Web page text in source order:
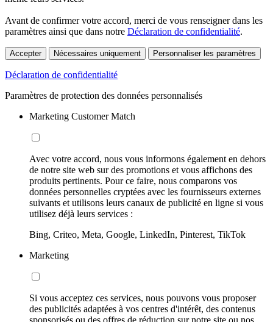
Avant de confirmer votre accord, merci de vous renseigner dans les
paramètres ainsi que dans notre Déclaration de confidentialité.
Accepter Nécessaires uniquement Personnaliser les paramètres
Déclaration de confidentialité
Paramètres de protection des données personnalisés
Marketing Customer Match
Avec votre accord, nous vous informons également en dehors
de notre site web sur des promotions et vous affichons des
produits pertinents. Pour ce faire, nous comparons vos
données personnelles cryptées avec les fournisseurs externes
suivants et utilisons leurs canaux de publicité en ligne si vous
utilisez déjà leurs services :
Bing, Criteo, Meta, Google, LinkedIn, Pinterest, TikTok
Marketing
Si vous acceptez ces services, nous pouvons vous proposer
des publicités adaptées à vos centres d'intérêt, des contenus
sponsorisés ou des offres de réduction sur notre site ou nos